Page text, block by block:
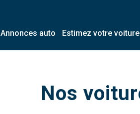
Annonces auto Estimez votre voiture
Nos